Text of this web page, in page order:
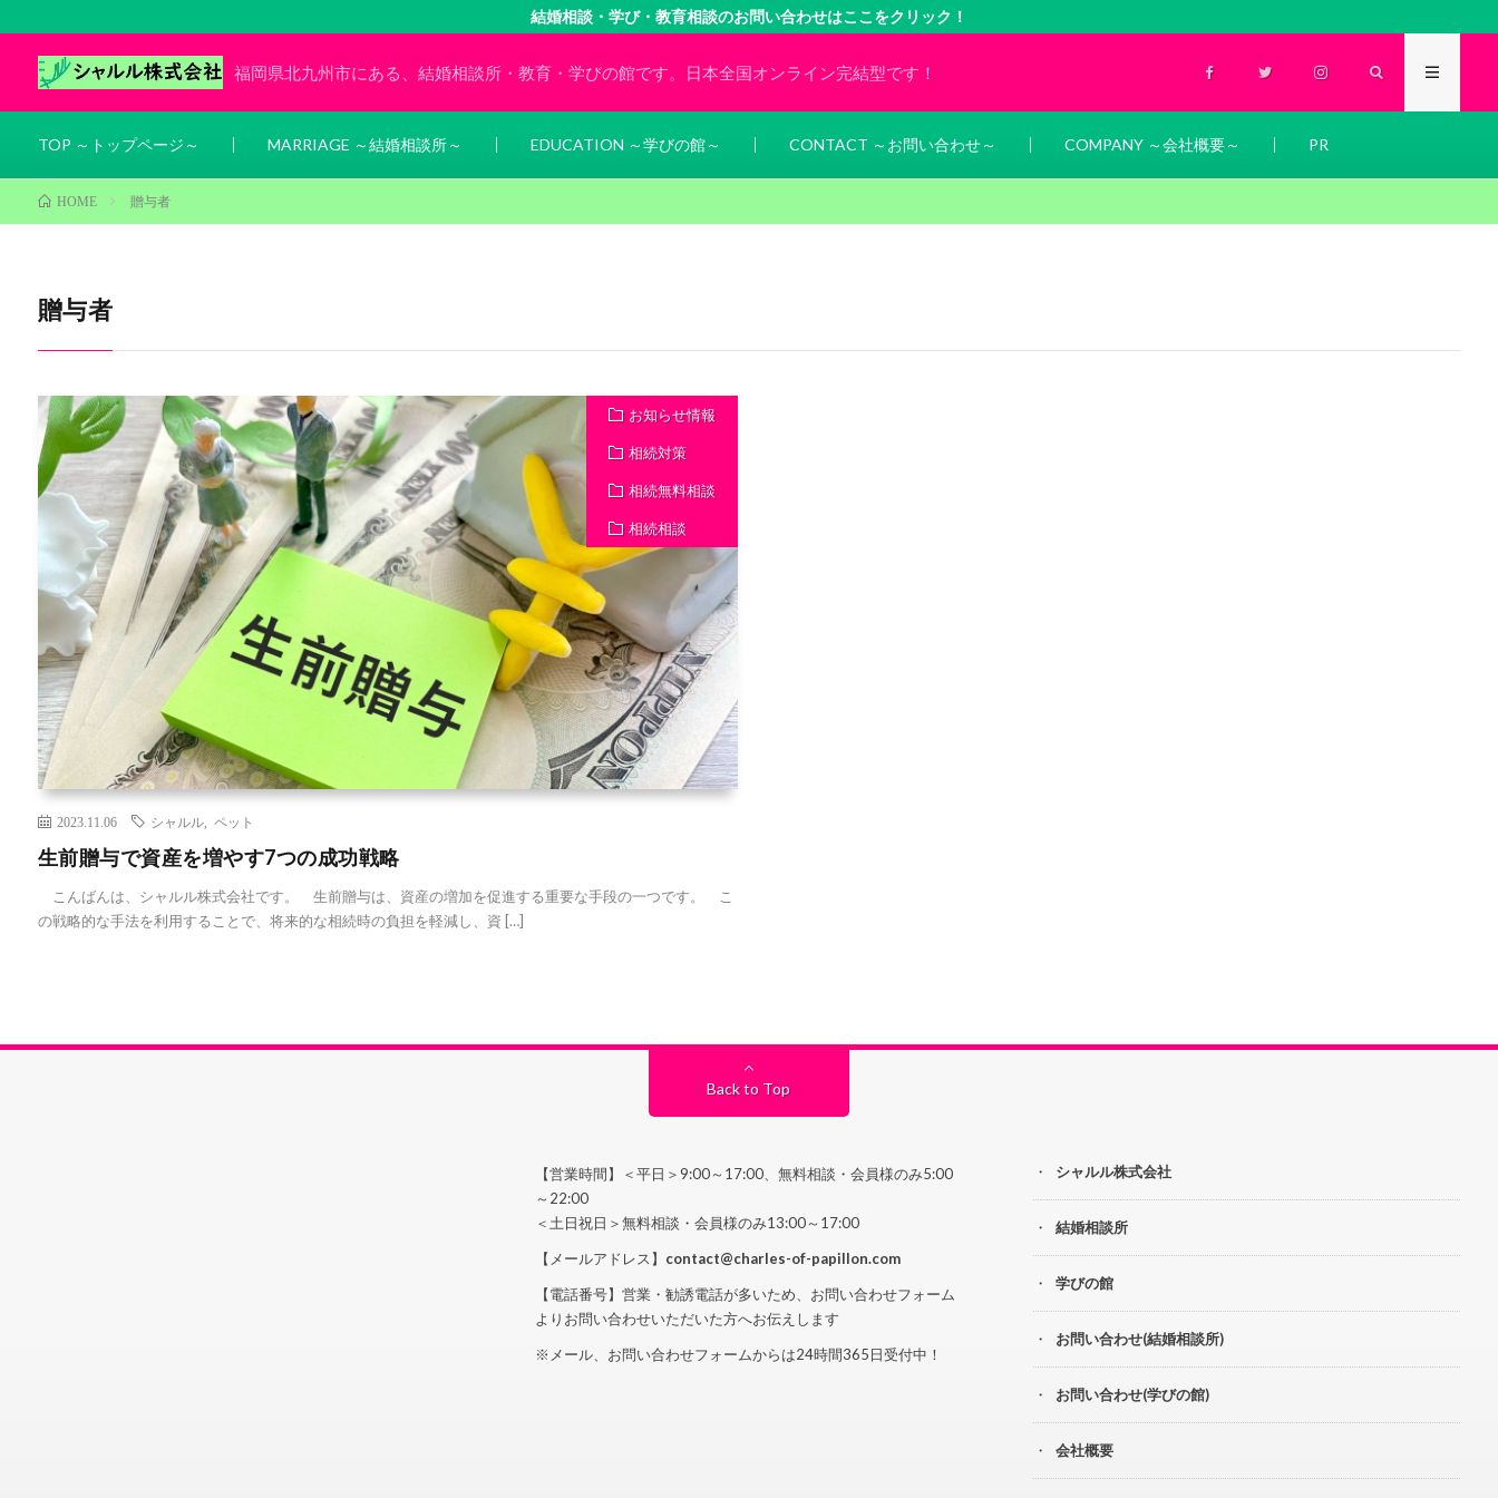
結婚相談・学び・教育相談のお問い合わせはここをクリック！
福岡県北九州市にある、結婚相談所・教育・学びの館です。日本全国オンライン完結型です！
TOP ～トップページ～ MARRIAGE ～結婚相談所～ EDUCATION ～学びの館～ CONTACT ～お問い合わせ～ COMPANY ～会社概要～ PR
HOME 贈与者
贈与者
お知らせ情報
相続対策
相続無料相談
相続相談
2023.11.06 シャルル, ペット
生前贈与で資産を増やす7つの成功戦略
こんばんは、シャルル株式会社です。 生前贈与は、資産の増加を促進する重要な手段の一つです。 こ
の戦略的な手法を利用することで、将来的な相続時の負担を軽減し、資 […]
Back to Top
【営業時間】＜平日＞9:00～17:00、無料相談・会員様のみ5:00
～22:00
＜土日祝日＞無料相談・会員様のみ13:00～17:00
【メールアドレス】 contact@charles-of-papillon.com
【電話番号】営業・勧誘電話が多いため、お問い合わせフォーム
よりお問い合わせいただいた方へお伝えします
※メール、お問い合わせフォームからは24時間365日受付中！
シャルル株式会社
結婚相談所
学びの館
お問い合わせ(結婚相談所)
お問い合わせ(学びの館)
会社概要